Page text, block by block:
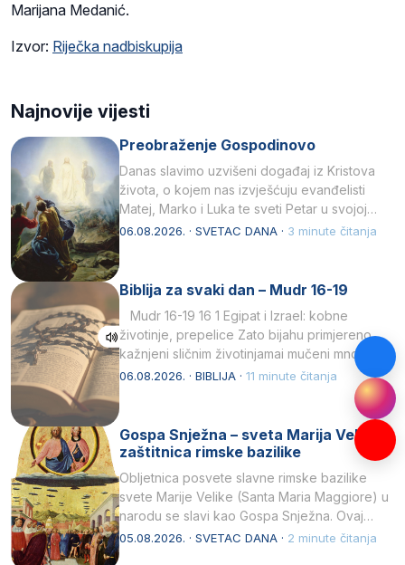
Marijana Medanić.
Izvor: Riječka nadbiskupija
Najnovije vijesti
Preobraženje Gospodinovo
Danas slavimo uzvišeni događaj iz Kristova
života, o kojem nas izvješćuju evanđelisti
Matej, Marko i Luka te sveti Petar u svojoj
drugoj…
06.08.2026. · SVETAC DANA · 3 minute čitanja
Biblija za svaki dan – Mudr 16-19
Mudr 16-19 16 1 Egipat i Izrael: kobne
životinje, prepelice Zato bijahu primjereno
kažnjeni sličnim životinjamai mučeni mnoštvom
kukaca.2 A narod…
06.08.2026. · BIBLIJA · 11 minute čitanja
Gospa Snježna – sveta Marija Velika,
zaštitnica rimske bazilike
Obljetnica posvete slavne rimske bazilike
svete Marije Velike (Santa Maria Maggiore) u
narodu se slavi kao Gospa Snježna. Ovaj
naziv, Sancta Maria…
05.08.2026. · SVETAC DANA · 2 minute čitanja